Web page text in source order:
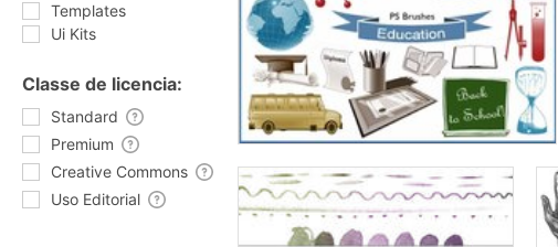
Templates
Ui Kits
Classe de licencia:
Standard
Premium
Creative Commons
Uso Editorial